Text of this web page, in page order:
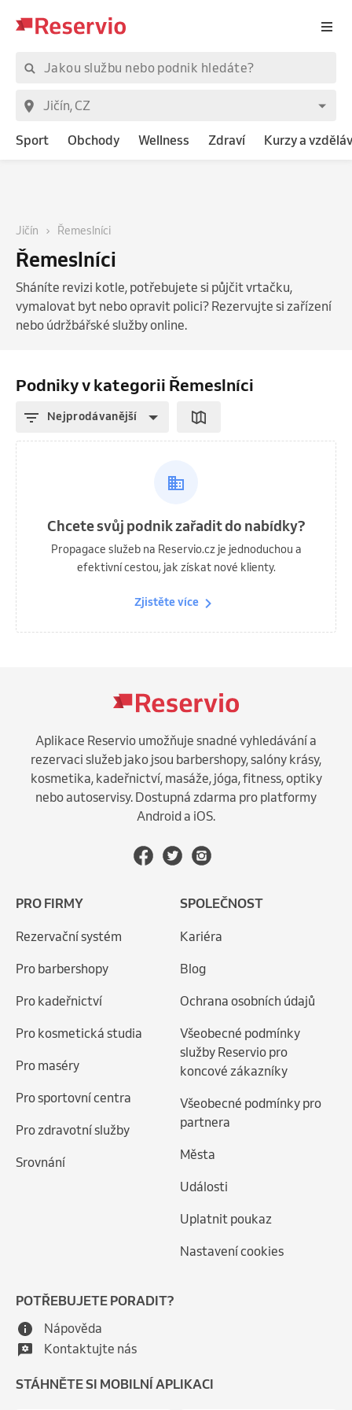
Sport Obchody Wellness Zdraví Kurzy a
Jičín Řemeslníci
Řemeslníci
Sháníte revizi kotle, potřebujete si půjčit vrtačku,
vymalovat byt nebo opravit polici? Rezervujte si zařízení
nebo údržbářské služby online.
Podniky v kategorii Řemeslníci
Nejprodávanější
Chcete svůj podnik zařadit do nabídky?
Propagace služeb na Reservio.cz je jednoduchou a
efektivní cestou, jak získat nové klienty.
Zjistěte více
Aplikace Reservio umožňuje snadné vyhledávání a
rezervaci služeb jako jsou barbershopy, salóny krásy,
kosmetika, kadeřnictví, masáže, jóga, fitness, optiky
nebo autoservisy. Dostupná zdarma pro platformy
Android a iOS.
PRO FIRMY
Rezervační systém
Pro barbershopy
Pro kadeřnictví
Pro kosmetická studia
Pro maséry
Pro sportovní centra
Pro zdravotní služby
Srovnání
SPOLEČNOST
Kariéra
Blog
Ochrana osobních údajů
Všeobecné podmínky
služby Reservio pro
koncové zákazníky
Všeobecné podmínky pro
partnera
Města
Události
Uplatnit poukaz
Nastavení cookies
POTŘEBUJETE PORADIT?
Nápověda
Kontaktujte nás
STÁHNĚTE SI MOBILNÍ APLIKACI